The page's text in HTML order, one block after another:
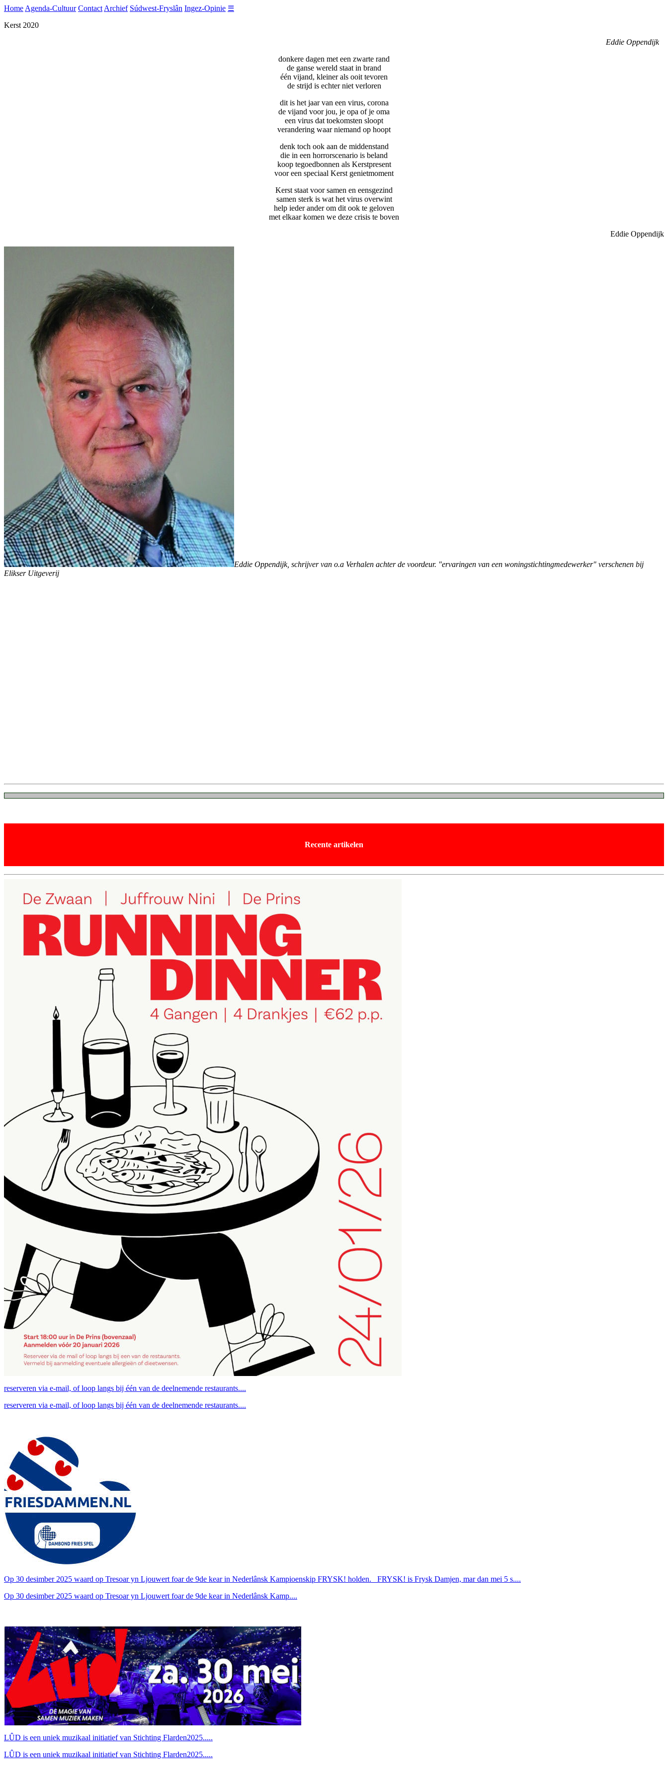
Home Agenda-Cultuur Contact Archief Súdwest-Fryslân Ingez-Opinie ☰
Kerst 2020
Eddie Oppendijk
donkere dagen met een zwarte rand
de ganse wereld staat in brand
één vijand, kleiner als ooit tevoren
de strijd is echter niet verloren
dit is het jaar van een virus, corona
de vijand voor jou, je opa of je oma
een virus dat toekomsten sloopt
verandering waar niemand op hoopt
denk toch ook aan de middenstand
die in een horrorscenario is beland
koop tegoedbonnen als Kerstpresent
voor een speciaal Kerst genietmoment
Kerst staat voor samen en eensgezind
samen sterk is wat het virus overwint
help ieder ander om dit ook te geloven
met elkaar komen we deze crisis te boven
Eddie Oppendijk
Eddie Oppendijk, schrijver van o.a Verhalen achter de voordeur. "ervaringen van een woningstichtingmedewerker" verschenen bij
Elikser Uitgeverij
Recente artikelen
reserveren via e-mail, of loop langs bij één van de deelnemende restaurants....
reserveren via e-mail, of loop langs bij één van de deelnemende restaurants....
Op 30 desimber 2025 waard op Tresoar yn Ljouwert foar de 9de kear in Nederlânsk Kampioenskip FRYSK! holden. FRYSK! is Frysk Damjen, mar dan mei 5 s....
Op 30 desimber 2025 waard op Tresoar yn Ljouwert foar de 9de kear in Nederlânsk Kamp....
LÛD is een uniek muzikaal initiatief van Stichting Flarden2025.....
LÛD is een uniek muzikaal initiatief van Stichting Flarden2025.....